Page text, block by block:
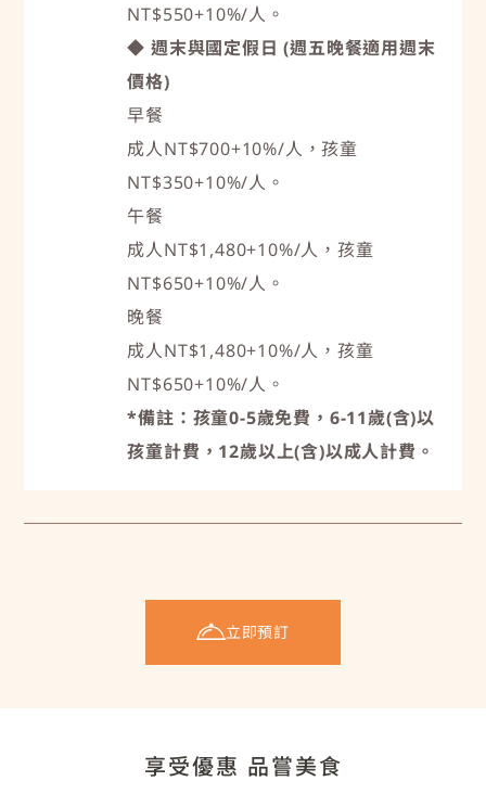
NT$550+10%/人。
◆ 週末與國定假日 (週五晚餐適用週末
價格)
早餐
成人NT$700+10%/人，孩童
NT$350+10%/人。
午餐
成人NT$1,480+10%/人，孩童
NT$650+10%/人。
晚餐
成人NT$1,480+10%/人，孩童
NT$650+10%/人。
*備註：孩童0-5歲免費，6-11歲(含)以
孩童計費，12歲以上(含)以成人計費。
立即預訂
享受優惠 品嘗美食